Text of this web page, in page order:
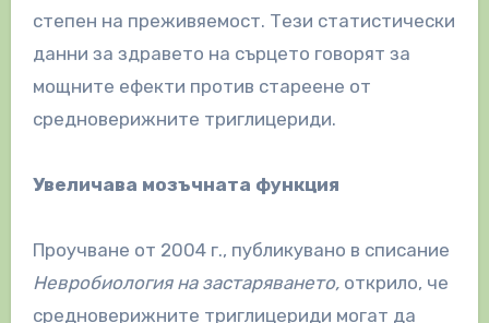
степен на преживяемост. Тези статистически
данни за здравето на сърцето говорят за
мощните ефекти против стареене от
средноверижните триглицериди.
Увеличава мозъчната функция
Проучване от 2004 г., публикувано в списание
Невробиология на застаряването,открило, че
средноверижните триглицериди могат да